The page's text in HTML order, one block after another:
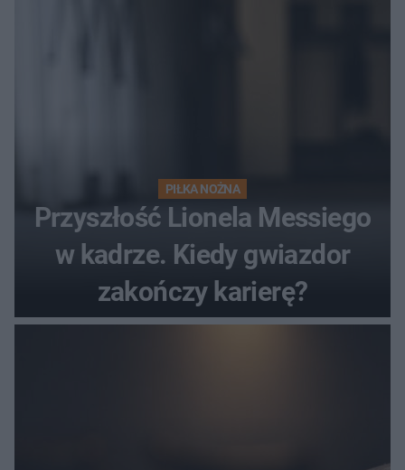
PIŁKA NOŻNA
Przyszłość Lionela Messiego
w kadrze. Kiedy gwiazdor
zakończy karierę?